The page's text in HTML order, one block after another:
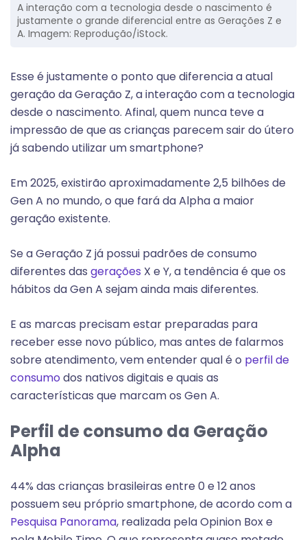
A interação com a tecnologia desde o nascimento é
justamente o grande diferencial entre as Gerações Z e
A. Imagem: Reprodução/iStock.
Esse é justamente o ponto que diferencia a atual
geração da Geração Z, a interação com a tecnologia
desde o nascimento. Afinal, quem nunca teve a
impressão de que as crianças parecem sair do útero
já sabendo utilizar um smartphone?
Em 2025, existirão aproximadamente 2,5 bilhões de
Gen A no mundo, o que fará da Alpha a maior
geração existente.
Se a Geração Z já possui padrões de consumo
diferentes das gerações X e Y, a tendência é que os
hábitos da Gen A sejam ainda mais diferentes.
E as marcas precisam estar preparadas para
receber esse novo público, mas antes de falarmos
sobre atendimento, vem entender qual é o perfil de
consumo dos nativos digitais e quais as
características que marcam os Gen A.
Perfil de consumo da Geração
Alpha
44% das crianças brasileiras entre 0 e 12 anos
possuem seu próprio smartphone, de acordo com a
Pesquisa Panorama, realizada pela Opinion Box e